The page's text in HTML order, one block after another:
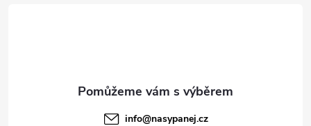
info@nasypanej.cz